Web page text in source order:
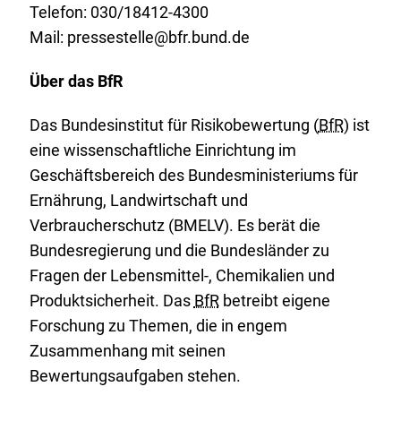
Telefon: 030/18412-4300
Mail: pressestelle@bfr.bund.de
Über das BfR
Das Bundesinstitut für Risikobewertung (BfR) ist
eine wissenschaftliche Einrichtung im
Geschäftsbereich des Bundesministeriums für
Ernährung, Landwirtschaft und
Verbraucherschutz (BMELV). Es berät die
Bundesregierung und die Bundesländer zu
Fragen der Lebensmittel-, Chemikalien und
Produktsicherheit. Das BfRbetreibt eigene
Forschung zu Themen, die in engem
Zusammenhang mit seinen
Bewertungsaufgaben stehen.